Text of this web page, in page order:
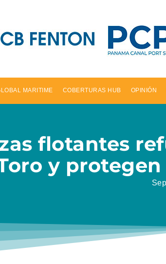
MARITIME COBERTURAS HUB OPINIÓN
flotantes
y